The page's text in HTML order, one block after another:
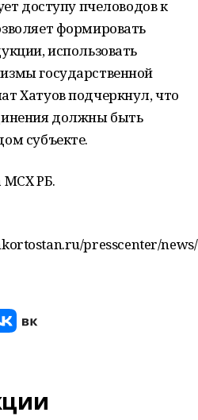
доступу пчеловодов к
формировать
использовать
государственной
Хатуов подчеркнул, что
должны быть
субъекте.
МСХ РБ.
presscenter/